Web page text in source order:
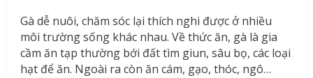
Gà dễ nuôi, chăm sóc lại thích nghi được ở nhiều
môi trường sống khác nhau. Về thức ăn, gà là gia
cầm ăn tạp thường bới đất tìm giun, sâu bọ, các loại
hạt để ăn. Ngoài ra còn ăn cám, gạo, thóc, ngô…